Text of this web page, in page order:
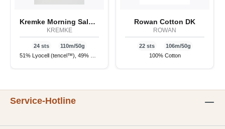
Kremke Morning Salutation VEGAN
KREMKE
24 sts
110m/50g
Rowan Cotton DK
ROWAN
22 sts
106m/50g
100% Cotton
Service-Hotline